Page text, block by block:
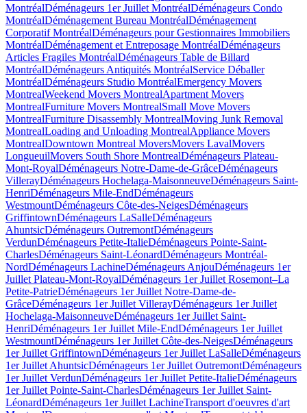
MontréalDéménageurs 1er Juillet MontréalDéménageurs Condo
MontréalDéménagement Bureau MontréalDéménagement
Corporatif MontréalDéménageurs pour Gestionnaires Immobiliers
MontréalDéménagement et Entreposage MontréalDéménageurs
Articles Fragiles MontréalDéménageurs Table de Billard
MontréalDéménageurs Antiquités MontréalService Déballer
MontréalDéménageurs Studio MontréalEmergency Movers
MontrealWeekend Movers MontrealApartment Movers
MontrealFurniture Movers MontrealSmall Move Movers
MontrealFurniture Disassembly MontrealMoving Junk Removal
MontrealLoading and Unloading MontrealAppliance Movers
MontrealDowntown Montreal MoversMovers LavalMovers
LongueuilMovers South Shore MontrealDéménageurs Plateau-
Mont-RoyalDéménageurs Notre-Dame-de-GrâceDéménageurs
VillerayDéménageurs Hochelaga-MaisonneuveDéménageurs Saint-
HenriDéménageurs Mile-EndDéménageurs
WestmountDéménageurs Côte-des-NeigesDéménageurs
GriffintownDéménageurs LaSalleDéménageurs
AhuntsicDéménageurs OutremontDéménageurs
VerdunDéménageurs Petite-ItalieDéménageurs Pointe-Saint-
CharlesDéménageurs Saint-LéonardDéménageurs Montréal-
NordDéménageurs LachineDéménageurs AnjouDéménageurs 1er
Juillet Plateau-Mont-RoyalDéménageurs 1er Juillet Rosemont–La
Petite-PatrieDéménageurs 1er Juillet Notre-Dame-de-
GrâceDéménageurs 1er Juillet VillerayDéménageurs 1er Juillet
Hochelaga-MaisonneuveDéménageurs 1er Juillet Saint-
HenriDéménageurs 1er Juillet Mile-EndDéménageurs 1er Juillet
WestmountDéménageurs 1er Juillet Côte-des-NeigesDéménageurs
1er Juillet GriffintownDéménageurs 1er Juillet LaSalleDéménageurs
1er Juillet AhuntsicDéménageurs 1er Juillet OutremontDéménageurs
1er Juillet VerdunDéménageurs 1er Juillet Petite-ItalieDéménageurs
1er Juillet Pointe-Saint-CharlesDéménageurs 1er Juillet Saint-
LéonardDéménageurs 1er Juillet LachineTransport d'oeuvres d'art